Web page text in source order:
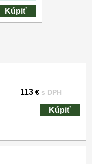
Kúpiť
113 € s DPH
Kúpiť